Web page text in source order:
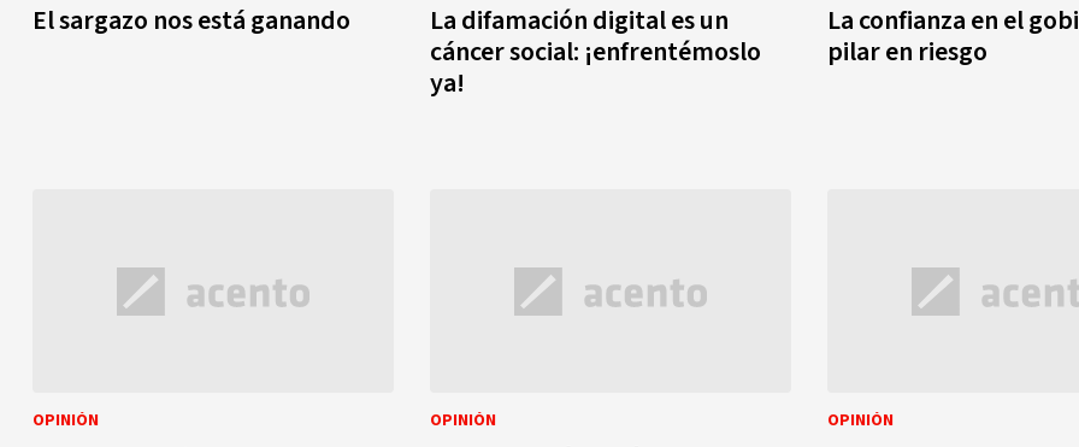
El sargazo nos está ganando
La difamación digital es un
cáncer social: ¡enfrentémoslo
ya!
La confianza en el
pilar en riesgo
OPINIÓN OPINIÓN OPINIÓN